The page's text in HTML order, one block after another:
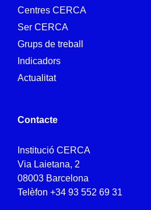
Centres CERCA
Ser CERCA
Grups de treball
Indicadors
Actualitat
Contacte
Institució CERCA
Via Laietana, 2
08003 Barcelona
Telèfon +34 93 552 69 31